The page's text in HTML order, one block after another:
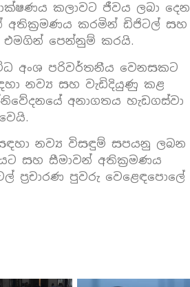
කලාවට ජීවය ලබා දෙන
අතික‍්‍රමණය කරමින් ඩිජිටල් සහ
පෙන්නුම් කරයි.
අංශ පරිවර්තනීය වෙනසකට
නව්‍ය සහ වැඩිදියුණු කළ
අනාගතය හැඩගස්වා
නව්‍ය විසඳුම් සපයනු ලබන
සහ සීමාවන් අතික‍්‍රමණය
ප‍්‍රචාරණ පුවරු වෙළෙඳපොලේ